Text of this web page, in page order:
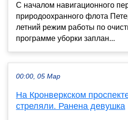
С началом навигационного
природоохранного флота
летний режим работы по
программе уборки заплан...
00:00, 05 Мар
На Кронверкском
стреляли. Ранена девушка